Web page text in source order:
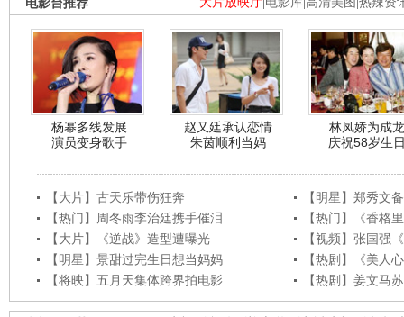
杨幂多线发展
演员变身歌手
赵又廷承认恋情
朱茵顺利当妈
林凤娇为成龙
庆祝58岁生
【大片】古天乐带伤狂奔
【明星】郑秀文
【热门】周冬雨李治廷携手催泪
【热门】《香格
【大片】《逆战》造型遭曝光
【视频】张国强
【明星】景甜过完生日想当妈妈
【热剧】《美人
【将映】五月天集体跨界拍电影
【热剧】姜文马